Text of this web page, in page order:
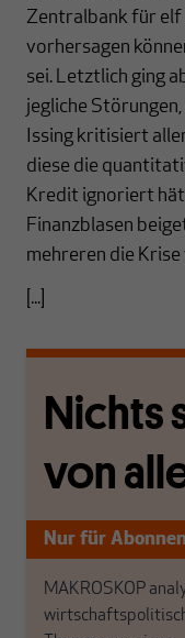
Zentralbank für elf
vorhersagen
sei. Letztlich ging
jegliche
Issing kritisiert
diese die
Kredit ignoriert
Finanzblasen
mehreren die
[...]
Nichts
von
Nur für
MAKROSKOP